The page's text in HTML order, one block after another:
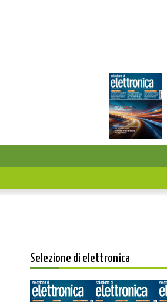
Selezione di elettronica